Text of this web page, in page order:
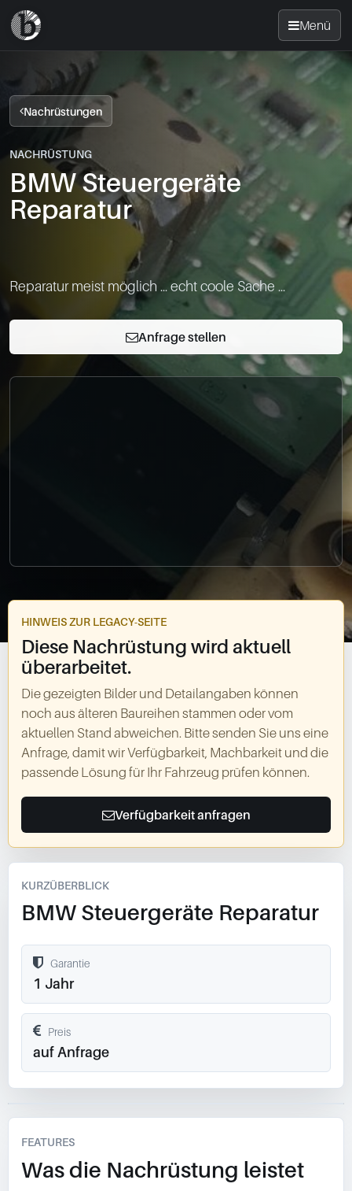
Menü
Startseite
Nachrüsten
News
FAQ
Kontakt
0049-861-900290
info@bimmer-manufaktur.de
Nachrüstungen
NACHRÜSTUNG
BMW Steuergeräte
Reparatur
Reparatur meist möglich ... echt coole Sache ...
Anfrage stellen
HINWEIS ZUR LEGACY-SEITE
Diese Nachrüstung wird aktuell
überarbeitet.
Die gezeigten Bilder und Detailangaben können
noch aus älteren Baureihen stammen oder vom
aktuellen Stand abweichen. Bitte senden Sie uns eine
Anfrage, damit wir Verfügbarkeit, Machbarkeit und die
passende Lösung für Ihr Fahrzeug prüfen können.
Verfügbarkeit anfragen
KURZÜBERBLICK
BMW Steuergeräte Reparatur
Garantie
1 Jahr
Preis
auf Anfrage
FEATURES
Was die Nachrüstung leistet